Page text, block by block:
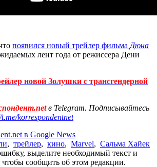
появился новый трейлер фильма Дюна
лент года от режиссера Дени
новой Золушки с трансгендерной
в Telegram. Подписывайтесь
korrespondentnet
в Google News
, трейлер, кино, Marvel, Сальма Хайек
выделите необходимый текст и
сообщить об этом редакции.